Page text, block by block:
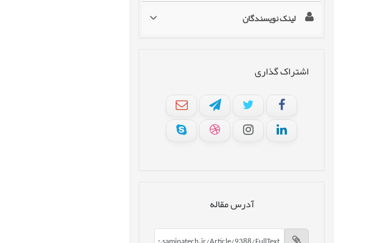
لینک نویسندگان
اشتراک گذاری
آدرس مقاله